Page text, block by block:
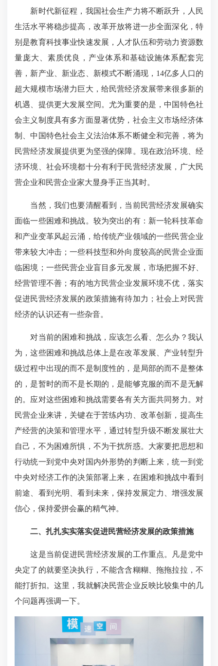
新时代新征程，我国社会生产力将不断跃升，人民
生活水平将稳步提高，改革开放将进一步全面深化，特
别是教育科技事业快速发展，人才队伍和劳动力资源数
量庞大、素质优良，产业体系和基础设施体系配套完
善，新产业、新业态、新模式不断涌现，14亿多人口的
超大规模市场潜力巨大，给民营经济发展带来很多新的
机遇、提供更大发展空间。尤为重要的是，中国特色社
会主义制度具有多方面显著优势，社会主义市场经济体
制、中国特色社会主义法治体系不断健全和完善，将为
民营经济发展提供更为坚强的保障。现在政治环境、经
济环境、社会环境都十分有利于民营经济发展，广大民
营企业和民营企业家大显身手正当其时。
当然，我们也要清醒看到，当前民营经济发展确实
面临一些困难和挑战。较为突出的有：新一轮科技革命
和产业变革风起云涌，给传统产业领域的一些民营企业
带来较大冲击；一些科技型和外向度较高的民营企业面
临困境；一些民营企业盲目多元发展，市场把握不好、
经营管理不善；有的地方民营企业发展环境不优，落实
促进民营经济发展的政策措施有待加力；社会上对民营
经济的认识还有一些杂音。
对当前的困难和挑战，应该怎么看、怎么办？我认
为，这些困难和挑战总体上是在改革发展、产业转型升
级过程中出现的而不是制度性的，是局部的而不是整体
的，是暂时的而不是长期的，是能够克服的而不是无解
的。应对这些困难和挑战需要各有关方面共同努力。对
民营企业来讲，关键在于苦练内功、改革创新，提高生
产经营的决策和管理水平，通过转型升级不断发展壮大
自己，不为困难所惧，不为干扰所惑。大家要把思想和
行动统一到党中央对国内外形势的判断上来，统一到党
中央对经济工作的决策部署上来，在困难和挑战中看到
前途、看到光明、看到未来，保持发展定力、增强发展
信心，保持爱拼会赢的精气神。
二、扎扎实实落实促进民营经济发展的政策措施
这是当前促进民营经济发展的工作重点。凡是党中
央定了的就要坚决执行，不能含含糊糊、拖拖拉拉，不
能打折扣。这里，我就解决民营企业反映比较集中的几
个问题再强调一下。